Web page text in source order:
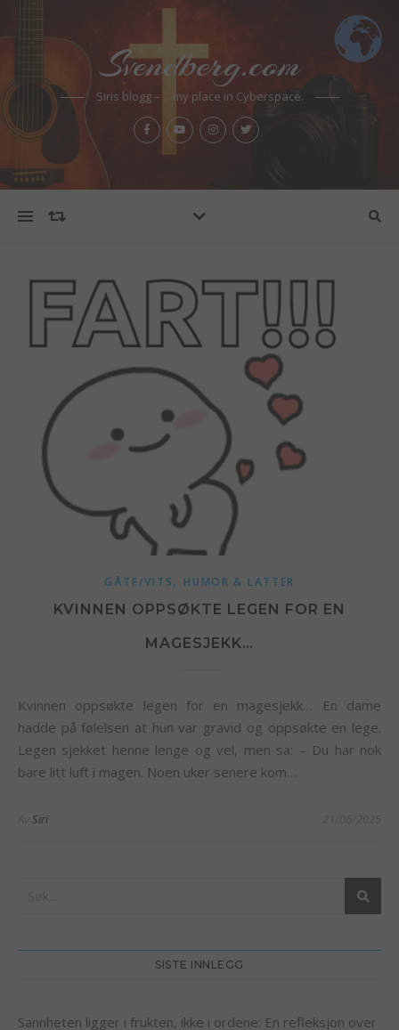
Svendberg.com
Siris blogg – …my place in Cyberspace.
GÅTE/VITS, HUMOR & LATTER
KVINNEN OPPSØKTE LEGEN FOR EN
MAGESJEKK…
Kvinnen oppsøkte legen for en magesjekk… En dame
hadde på følelsen at hun var gravid og oppsøkte en lege.
Legen sjekket henne lenge og vel, men sa: – Du har nok
bare litt luft i magen. Noen uker senere kom…
Siri
SISTE INNLEGG
Sannheten ligger i frukten, ikke i ordene: En refleksjon over